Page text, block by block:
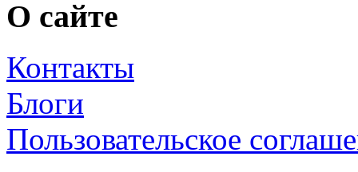
О сайте
Контакты
Блоги
Пользовательское